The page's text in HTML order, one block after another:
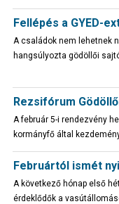
Fellépés a GYED-
A családok nem lehetnek
hangsúlyozta gödöllői
Rezsifórum
A február 5-i rendezvény
kormányfő által
Februártól ismét
A következő hónap első
érdeklődők a